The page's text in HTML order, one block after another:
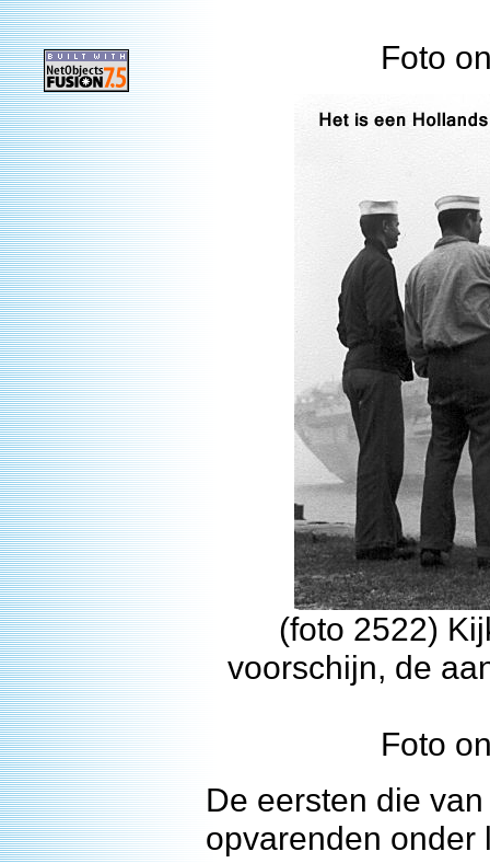
Foto
(foto 2522)
voorschijn, de
Foto
De eersten die
opvarenden onder